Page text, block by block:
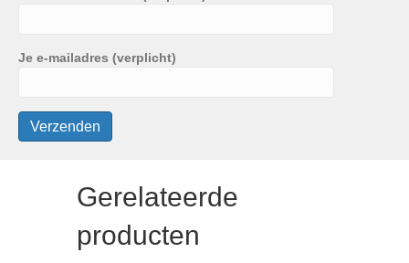
Je e-mailadres (verplicht)
Gerelateerde
producten